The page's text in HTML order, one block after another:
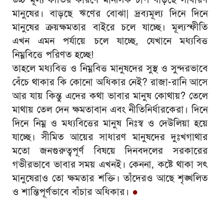
মানুষের। বাড়ছে ঋণের বোঝা| দ্রব্যমূল্য দিনে দিনে
মানুষের ক্রয়ক্ষমতার বাইরে চলে যাচ্ছে। মূল্যস্ফীতি
এখন এমন পর্যায়ে চলে যাচ্ছে, যেখানে মধ্যবিত্ত
নিম্নবিত্তে পরিণত হচ্ছে!
তাহলে মধ্যবিত্ত ও নিম্নবিত্ত মানুষদের সুস্থ ও সুন্দরভাবে
বেঁচে থাকার কি কোনো অধিকার নেই? রাজা-রানি আসে
আর যায় কিন্তু এদের কথা ভাবার মানুষ কোথায়? তেলে
মাথায় তেল দেন ক্ষমতাবান এবং নীতিনির্ধারকেরা। দিনে
দিনে নিম্ন ও মধ্যবিত্তের মানুষ নিঃস্ব ও দেউলিয়া হয়ে
যাচ্ছে। সীমিত আয়ের সাধারণ মানুষদের দুঃখগাথার
মতো জনগুরুত্বপূর্ণ বিষয়ে দিনবদলের সরকারের
গভীরভাবে ভাবার সময় এখনই। কেননা, কষ্টে থাকা সৎ
মানুষেরাও তো ক্ষমতার শক্তি। তাঁদেরও আছে শৃঙ্খলিত
ও শান্তিপূর্ণভাবে বাঁচার অধিকার। ●